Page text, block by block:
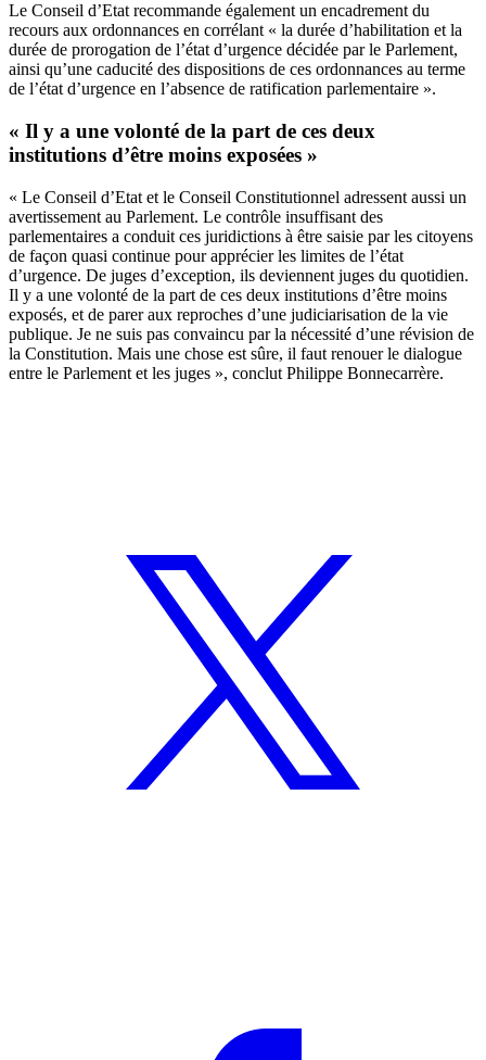
Le Conseil d’Etat recommande également un encadrement du
recours aux ordonnances en corrélant « la durée d’habilitation et la
durée de prorogation de l’état d’urgence décidée par le Parlement,
ainsi qu’une caducité des dispositions de ces ordonnances au terme
de l’état d’urgence en l’absence de ratification parlementaire ».
« Il y a une volonté de la part de ces deux
institutions d’être moins exposées »
« Le Conseil d’Etat et le Conseil Constitutionnel adressent aussi un
avertissement au Parlement. Le contrôle insuffisant des
parlementaires a conduit ces juridictions à être saisie par les citoyens
de façon quasi continue pour apprécier les limites de l’état
d’urgence. De juges d’exception, ils deviennent juges du quotidien.
Il y a une volonté de la part de ces deux institutions d’être moins
exposés, et de parer aux reproches d’une judiciarisation de la vie
publique. Je ne suis pas convaincu par la nécessité d’une révision de
la Constitution. Mais une chose est sûre, il faut renouer le dialogue
entre le Parlement et les juges », conclut Philippe Bonnecarrère.